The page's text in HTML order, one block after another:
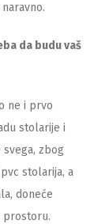
da budu vaš
ne i prvo
stolarije i
zbog
stolarija, a
doneće
prostoru.